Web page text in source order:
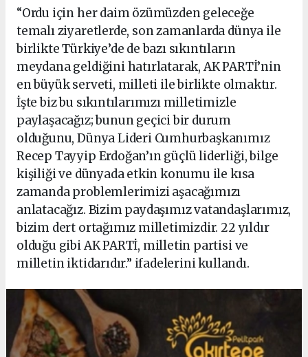
“Ordu için her daim özümüzden geleceğe
temalı ziyaretlerde, son zamanlarda dünya ile
birlikte Türkiye’de de bazı sıkıntıların
meydana geldiğini hatırlatarak, AK PARTİ’nin
en büyük serveti, milleti ile birlikte olmaktır.
İşte biz bu sıkıntılarımızı milletimizle
paylaşacağız; bunun geçici bir durum
olduğunu, Dünya Lideri Cumhurbaşkanımız
Recep Tayyip Erdoğan’ın güçlü liderliği, bilge
kişiliği ve dünyada etkin konumu ile kısa
zamanda problemlerimizi aşacağımızı
anlatacağız. Bizim paydaşımız vatandaşlarımız,
bizim dert ortağımız milletimizdir. 22 yıldır
olduğu gibi AK PARTİ, milletin partisi ve
milletin iktidarıdır.” ifadelerini kullandı.